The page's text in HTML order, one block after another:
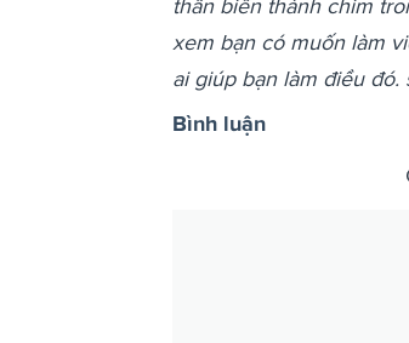
thân biến thành chim
xem bạn có muốn làm
ai giúp bạn làm điều đó.
Bình luận